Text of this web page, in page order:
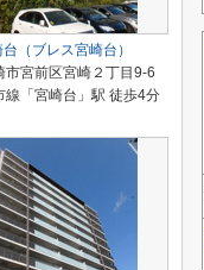
（ブレス宮崎台）
市宮前区宮崎２丁目9-6
線「宮崎台」駅 徒歩4分